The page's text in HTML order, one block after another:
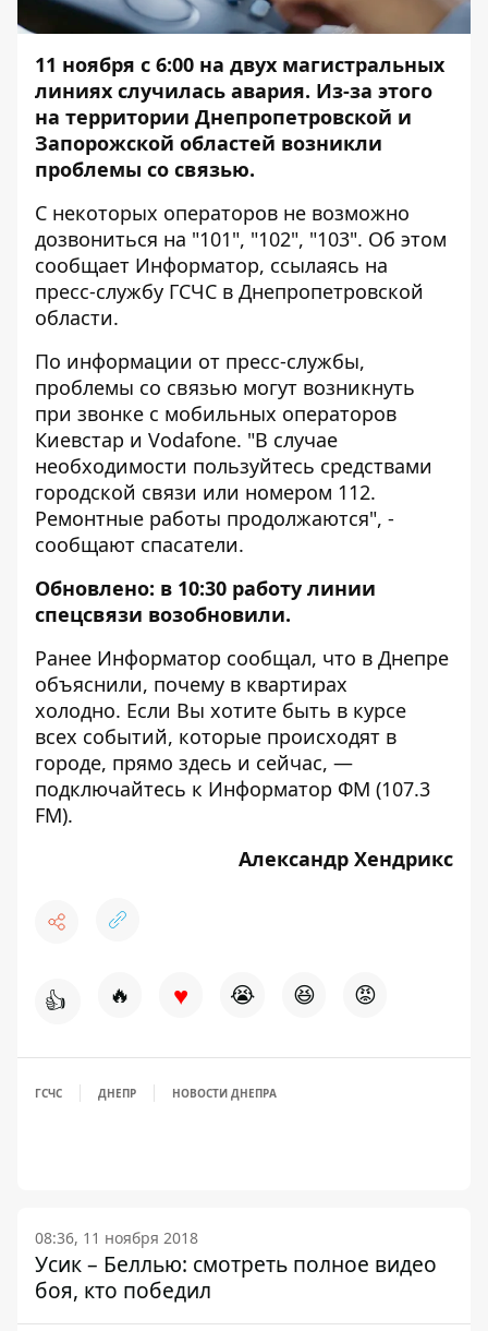
11 ноября с 6:00 на двух магистральных
линиях случилась авария. Из-за этого
на территории Днепропетровской и
Запорожской областей возникли
проблемы со связью.
С некоторых операторов не возможно
дозвониться на "101", "102", "103". Об этом
сообщает Информатор, ссылаясь на
пресс-службу ГСЧС в Днепропетровской
области.
По информации от пресс-службы,
проблемы со связью могут возникнуть
при звонке с мобильных операторов
Киевстар и Vodafone. "В случае
необходимости пользуйтесь средствами
городской связи или номером 112.
Ремонтные работы продолжаются", -
сообщают спасатели.
Обновлено: в 10:30 работу линии
спецсвязи возобновили.
Ранее Информатор сообщал, что в Днепре
объяснили, почему в квартирах
холодно. Если Вы хотите быть в курсе
всех событий, которые происходят в
городе, прямо здесь и сейчас, —
подключайтесь к Информатор ФМ (107.3
FM).
Александр Хендрикс
👍 🔥 ♥ 😭 😆 😡
ГСЧС ДНЕПР НОВОСТИ ДНЕПРА
08:36, 11 ноября 2018
Усик – Беллью: смотреть полное видео
боя, кто победил